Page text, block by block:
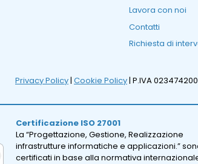
Lavora con noi
Contatti
Richiesta di
Privacy Policy| Cookie Policy| P.IVA
Certificazione ISO 27001
La “Progettazione, Gestione, Realizzazione
infrastrutture informatiche e applicazioni.”
certificati in base alla normativa